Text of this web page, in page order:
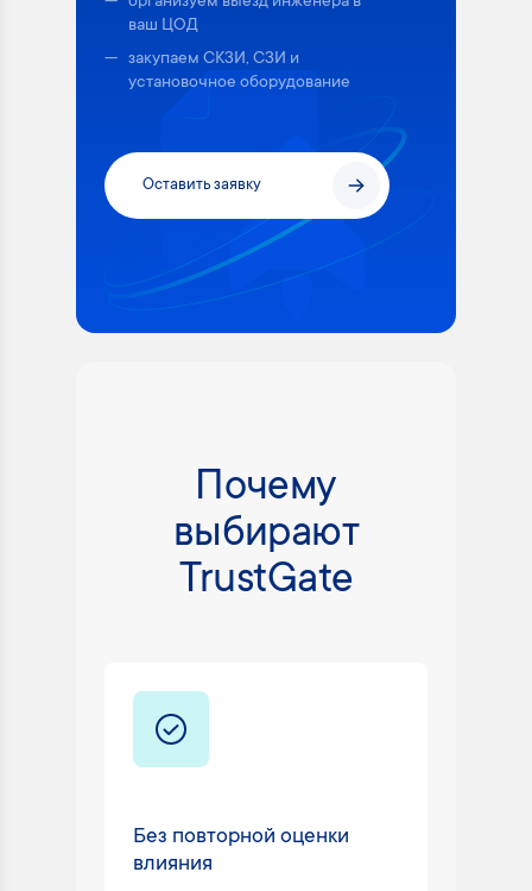
ваш ЦОД
закупаем СКЗИ, СЗИ и
установочное оборудование
Оставить заявку
Почему
выбирают
TrustGate
Без повторной оценки
влияния